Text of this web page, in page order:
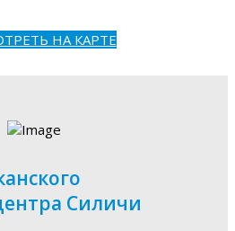
НА КАРТЕ
Силичи